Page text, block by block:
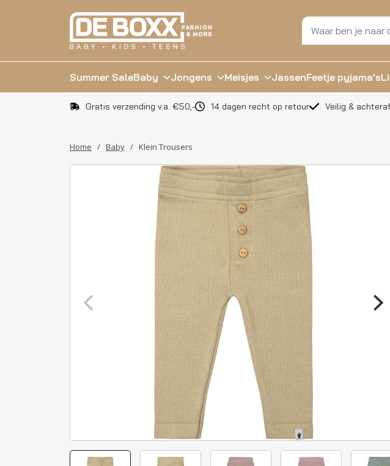
Summer SaleBaby Jongens Meisjes JassenFeetje pyjama's
Gratis verzending v.a. €50,- 14 dagen recht op retour Veilig &
Home / Baby / Klein Trousers